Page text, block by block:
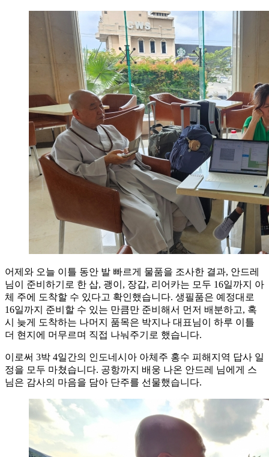
어제와 오늘 이틀 동안 발 빠르게 물품을 조사한 결과, 안드레
님이 준비하기로 한 삽, 괭이, 장갑, 리어카는 모두 16일까지 아
체 주에 도착할 수 있다고 확인했습니다. 생필품은 예정대로
16일까지 준비할 수 있는 만큼만 준비해서 먼저 배분하고, 혹
시 늦게 도착하는 나머지 품목은 박지나 대표님이 하루 이틀
더 현지에 머무르며 직접 나눠주기로 했습니다.
이로써 3박 4일간의 인도네시아 아체주 홍수 피해지역 답사 일
정을 모두 마쳤습니다. 공항까지 배웅 나온 안드레 님에게 스
님은 감사의 마음을 담아 단주를 선물했습니다.